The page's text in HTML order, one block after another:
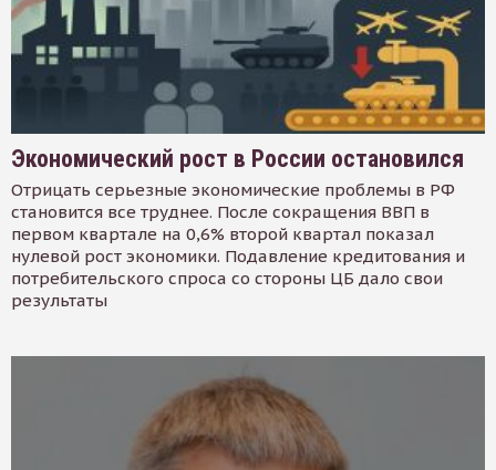
Экономический рост в России остановился
Отрицать серьезные экономические проблемы в РФ
становится все труднее. После сокращения ВВП в
первом квартале на 0,6% второй квартал показал
нулевой рост экономики. Подавление кредитования и
потребительского спроса со стороны ЦБ дало свои
результаты